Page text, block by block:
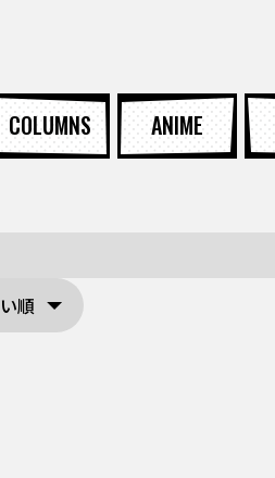
COLUMNS ANIME
順